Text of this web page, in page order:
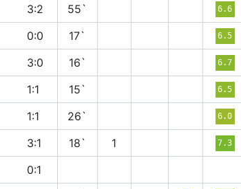
3:2 55` 6.6
0:0 17` 6.5
3:0 16` 6.7
1:1 15` 6.5
1:1 26` 6.0
3:1 18` 1 7.3
0:1